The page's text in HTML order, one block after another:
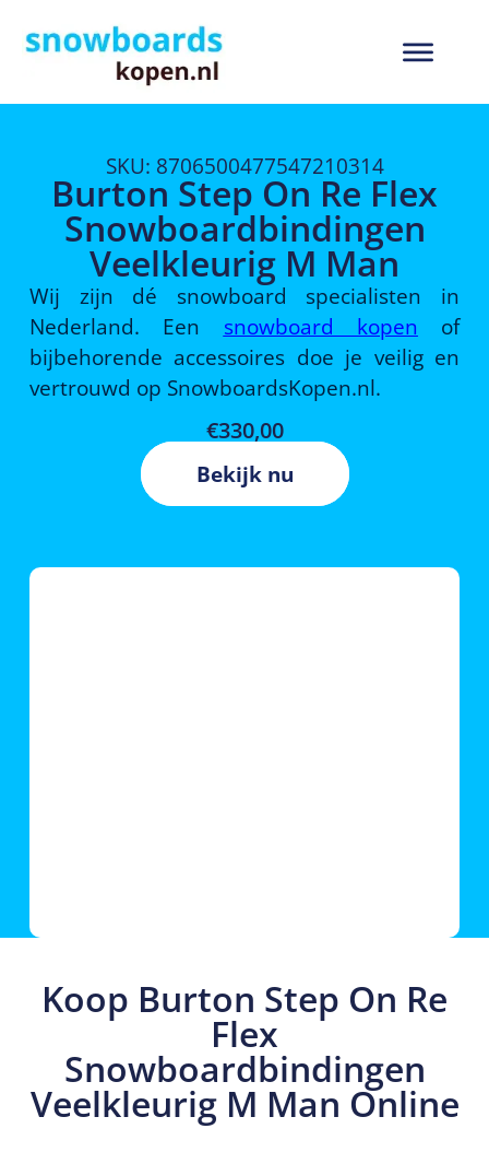
SKU: 8706500477547210314
Burton Step On Re Flex
Snowboardbindingen
Veelkleurig M Man
Wij zijn dé snowboard specialisten in
Nederland. Een snowboard kopen of
bijbehorende accessoires doe je veilig en
vertrouwd op SnowboardsKopen.nl.
€330,00
Bekijk nu
Koop Burton Step On Re
Flex
Snowboardbindingen
Veelkleurig M Man Online